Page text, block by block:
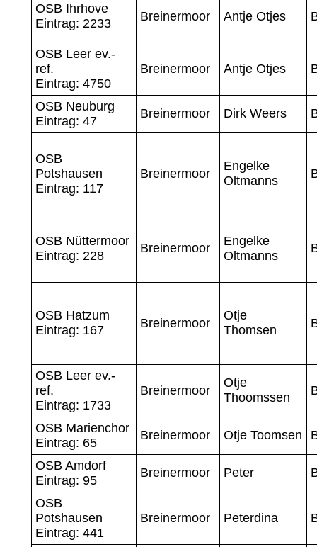
OSB Ihrhove
Eintrag: 2233
Breinermoor Antje Otjes
OSB Leer ev.-
ref.
Eintrag: 4750
Breinermoor Antje Otjes
OSB Neuburg
Eintrag: 47
Breinermoor Dirk Weers
OSB
Potshausen
Eintrag: 117
Breinermoor
Engelke
Oltmanns
OSB Nüttermoor
Eintrag: 228
Breinermoor
Engelke
Oltmanns
OSB Hatzum
Eintrag: 167
Breinermoor
Otje
Thomsen
OSB Leer ev.-
ref.
Eintrag: 1733
Breinermoor
Otje
Thoomssen
OSB Marienchor
Eintrag: 65
Breinermoor Otje Toomsen
OSB Amdorf
Eintrag: 95
Breinermoor Peter
OSB
Potshausen
Eintrag: 441
Breinermoor Peterdina